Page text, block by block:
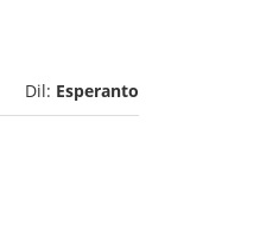
Dil: Esperanto